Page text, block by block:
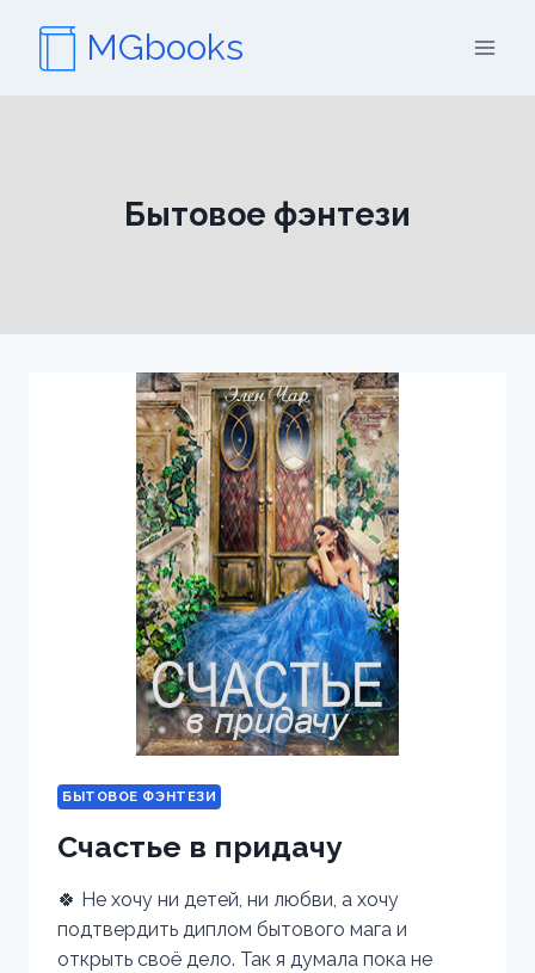
содержимому
MGbooks
Бытовое фэнтези
БЫТОВОЕ ФЭНТЕЗИ
Счастье в придачу
🍀 Не хочу ни детей, ни любви, а хочу
подтвердить диплом бытового мага и
открыть своё дело. Так я думала пока не